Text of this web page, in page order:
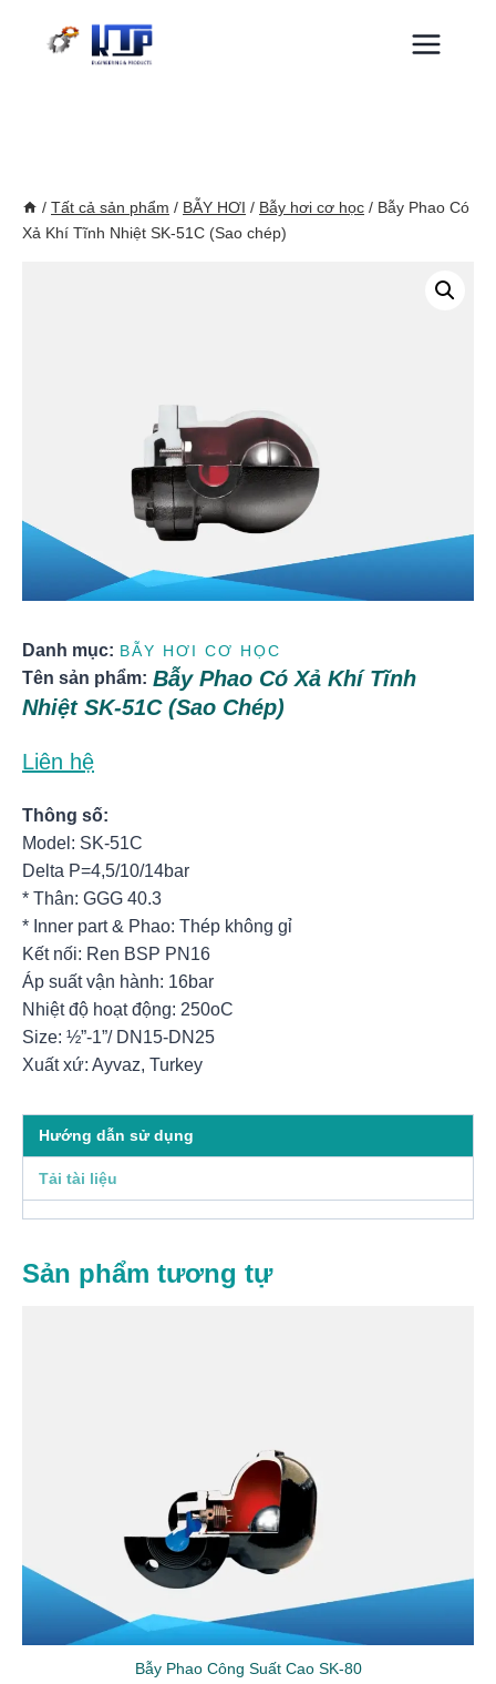
/ Tất cả sản phẩm / BẪY HƠI / Bẫy hơi cơ học / Bẫy Phao Có
Xả Khí Tĩnh Nhiệt SK-51C (Sao chép)
Danh mục: BẪY HƠI CƠ HỌC
Tên sản phẩm: Bẫy Phao Có Xả Khí Tĩnh
Nhiệt SK-51C (Sao Chép)
Liên hệ
Thông số:
Model: SK-51C
Delta P=4,5/10/14bar
* Thân: GGG 40.3
* Inner part & Phao: Thép không gỉ
Kết nối: Ren BSP PN16
Áp suất vận hành: 16bar
Nhiệt độ hoạt động: 250oC
Size: ½”-1”/ DN15-DN25
Xuất xứ: Ayvaz, Turkey
Hướng dẫn sử dụng
Tải tài liệu
Sản phẩm tương tự
Bẫy Phao Công Suất Cao SK-80